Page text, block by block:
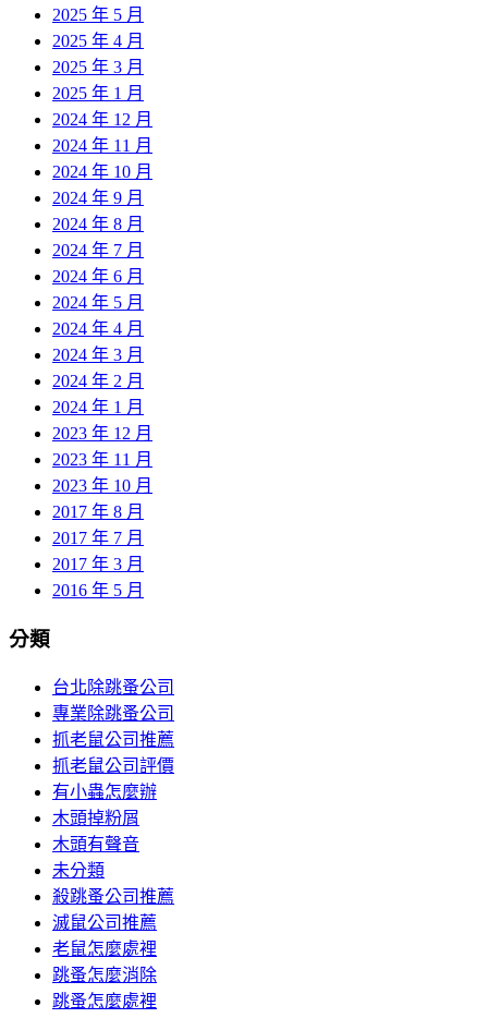
2025 年 5 月
2025 年 4 月
2025 年 3 月
2025 年 1 月
2024 年 12 月
2024 年 11 月
2024 年 10 月
2024 年 9 月
2024 年 8 月
2024 年 7 月
2024 年 6 月
2024 年 5 月
2024 年 4 月
2024 年 3 月
2024 年 2 月
2024 年 1 月
2023 年 12 月
2023 年 11 月
2023 年 10 月
2017 年 8 月
2017 年 7 月
2017 年 3 月
2016 年 5 月
分類
台北除跳蚤公司
專業除跳蚤公司
抓老鼠公司推薦
抓老鼠公司評價
有小蟲怎麼辦
木頭掉粉屑
木頭有聲音
未分類
殺跳蚤公司推薦
滅鼠公司推薦
老鼠怎麼處裡
跳蚤怎麼消除
跳蚤怎麼處裡